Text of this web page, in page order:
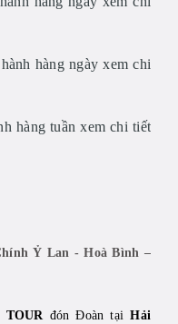
hàng ngày xem chi
hàng tuần xem chi tiết
Ỷ Lan - Hoà Bình –
đón Đoàn tạiHải